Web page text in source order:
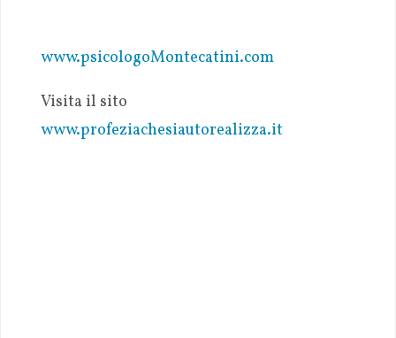
www.psicologoMontecatini.com
Visita il sito
www.profeziachesiautorealizza.it